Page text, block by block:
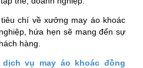
chí về xưởng may áo khoác
hứa hẹn sẽ mang đến sự
hàng.
dịch vụ may áo khoác đồng